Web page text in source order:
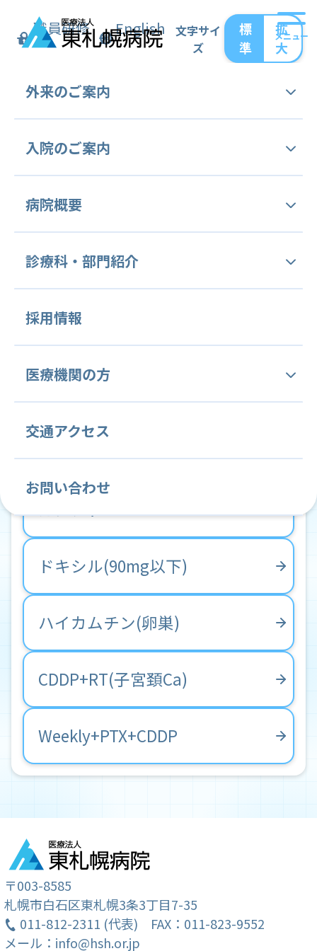
職員研修 English
文字サイ
ズ
標
準
拡
大
外来のご案内
外来受診手続き
外来担当表
病をよく識(し)る外来 (病理相談外来)
人間ドック
入院のご案内
入院のご案内
面会のご案内
病院概要
ご挨拶
交通アクセス
理念と基本方針
病院施設案内
常勤医師紹介
クリニカルインディケーター
診療科・ 部門紹介
診療科等のご案内
内科 腫瘍内科
消化器内科
脳神経内科 放射線科
緩和ケア外科 整形外科
歯科・歯科口腔外科 麻酔科
中央管理部門
診療情報管理部門
輸血部 病理診断部
薬剤課
がん相談支援センター (地域連携室・MSW)
看護部
教育計画
就職説明会のご案内
採用試験のご案内
採用情報
医療機関の方
当院関連文書
各種ご依頼について
臨床研修のご案内
交通アクセス
お問い合わせ
メニュー
トップ
がん薬物療法部門
婦人科癌レジメン
DC療法
PLD+CBDCA
TC療法(dosedense)
TC療法(3W)
アバスチン
カンプト
ドキシル(90mg以下)
ハイカムチン(卵巣)
CDDP+RT(子宮頚Ca)
Weekly+PTX+CDDP
〒003-8585
札幌市白石区東札幌3条3丁目7-35
011-812-2311 (代表) FAX：011-823-9552
メール：info@hsh.or.jp